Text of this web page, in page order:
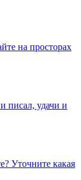
на просторах
писал, удачи и
Уточните какая